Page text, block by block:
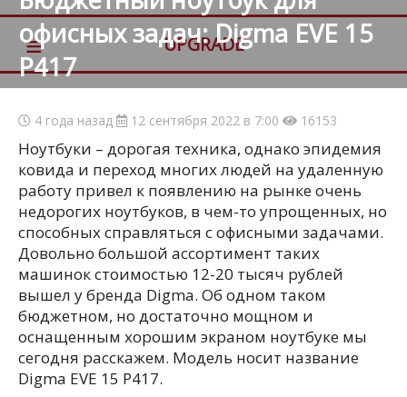
≡ UPGRADE
офисных задач: Digma EVE 15
P417
4 года назад 12 сентября 2022 в 7:00 16153
Ноутбуки – дорогая техника, однако эпидемия
ковида и переход многих людей на удаленную
работу привел к появлению на рынке очень
недорогих ноутбуков, в чем-то упрощенных, но
способных справляться с офисными задачами.
Довольно большой ассортимент таких
машинок стоимостью 12-20 тысяч рублей
вышел у бренда Digma. Об одном таком
бюджетном, но достаточно мощном и
оснащенным хорошим экраном ноутбуке мы
сегодня расскажем. Модель носит название
Digma EVE 15 P417.